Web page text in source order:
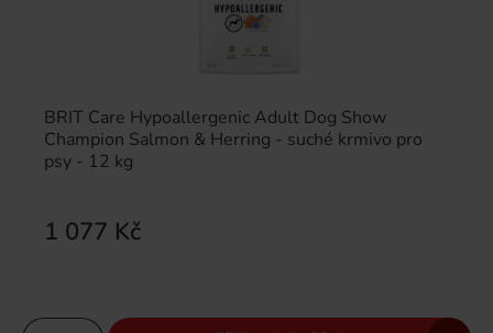
BRIT Care Hypoallergenic Adult Dog Show
Champion Salmon & Herring - suché krmivo pro
psy - 12 kg
1 077 Kč